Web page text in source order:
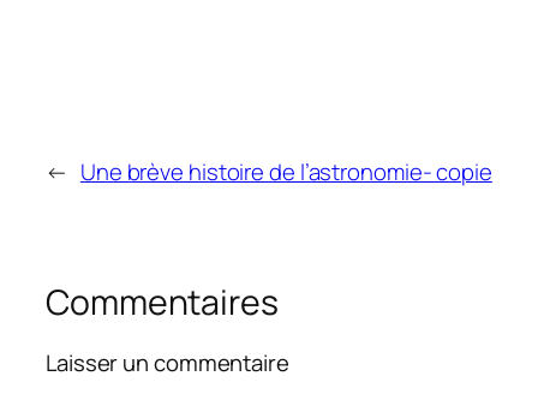
← Une brève histoire de l’astronomie- copie
Commentaires
Laisser un commentaire